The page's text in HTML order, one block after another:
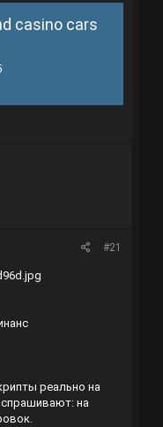
casino cars
#21
реально на
на